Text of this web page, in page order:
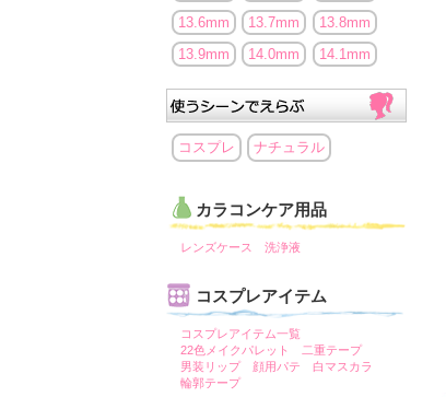
13.6mm
13.7mm
13.8mm
13.9mm
14.0mm 14.1mm
コスプレ ナチュラル
カラコンケア用品
レンズケース 洗浄液
コスプレアイテム
コスプレアイテム一覧
22色メイクパレット
二重テープ
男装リップ
顔用パテ
白マスカラ
輪郭テープ